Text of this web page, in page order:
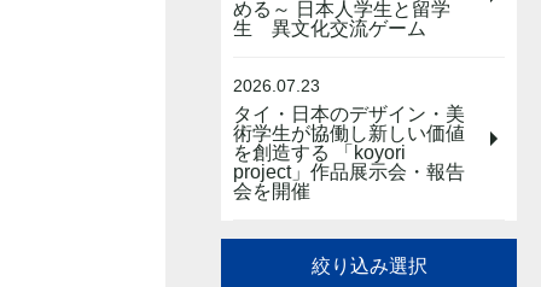
める～ 日本人学生と留学
生 異文化交流ゲーム
2026.07.23
タイ・日本のデザイン・美
術学生が協働し新しい価値
を創造する 「koyori
project」作品展示会・報告
会を開催
絞り込み選択